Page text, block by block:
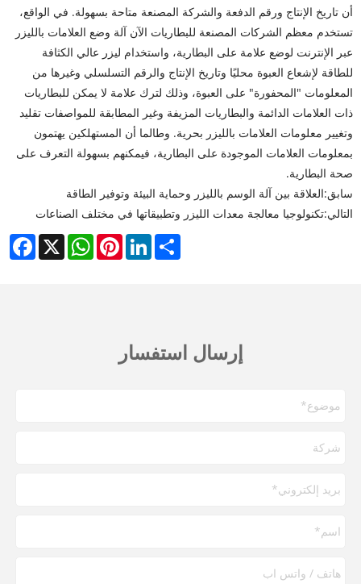
أن تاريخ الإنتاج ورقم الدفعة والشركة المصنعة متاحة بسهولة. في الواقع،
تستخدم معظم الشركات المصنعة للبطاريات الآن آلة وضع العلامات بالليزر
عبر الإنترنت لوضع علامة على البطارية، واستخدام ليزر عالي الكثافة
للطاقة لإشعاع العبوة محليًا وتاريخ الإنتاج والرقم التسلسلي وغيرها من
المعلومات "المحفورة" على العبوة، وذلك لترك علامة لا يمكن للبطاريات
ذات العلامات الدائمة والبطاريات المزيفة وغير المطابقة للمواصفات تقليد
وتغيير معلومات العلامات بالليزر بحرية. وطالما أن المستهلكين يهتمون
بمعلومات العلامات الموجودة على البطارية، فيمكنهم بسهولة التعرف على
صحة البطارية.
سابق:العلاقة بين آلة الوسم بالليزر وحماية البيئة وتوفير الطاقة
التالي:تكنولوجيا معالجة معدات الليزر وتطبيقاتها في مختلف الصناعات
X
WhatsAppPinterestLinkedInShare
إرسال استفسار